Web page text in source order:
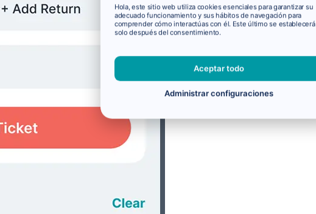
Hola, este sitio web utiliza cookies esenciales para garantizar su
adecuado funcionamiento y sus hábitos de navegación para
comprender cómo interactúas con él. Este último se establecerá
solo después del consentimiento.
Aceptar todo
Administrar configuraciones